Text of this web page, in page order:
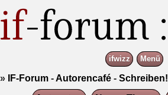
ifwizz Menü
» IF-Forum -Autorencafé - Schreiben!